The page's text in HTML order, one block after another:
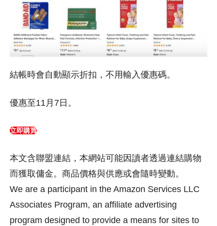
結帳時會自動顯示折扣，不用輸入優惠碼。
優惠至11月7日。
立即購買
本文含聯盟連結，本網站可能因讀者透過連結購物
而獲取傭金。商品價格與供應或會隨時變動。
We are a participant in the Amazon Services LLC
Associates Program, an affiliate advertising
program designed to provide a means for sites to